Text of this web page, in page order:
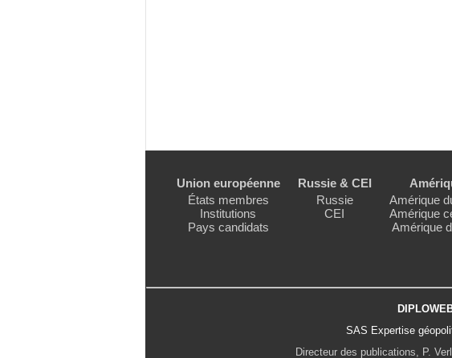
Union européenne
États membres
Institutions
Pays candidats
Russie & CEI
Russie
CEI
Amérique
Amérique
Amérique
SAS Expertise
Directeur des publications, P.